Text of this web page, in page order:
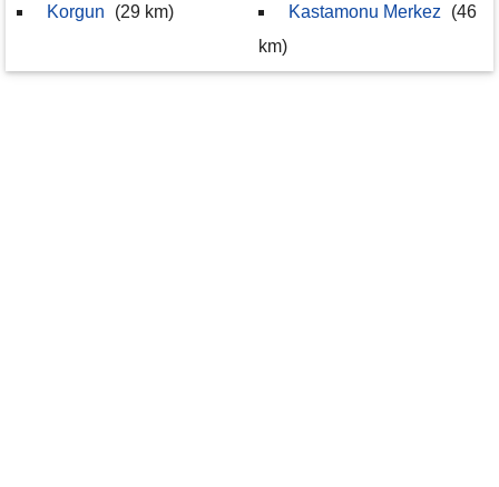
Korgun (29 km) Kastamonu Merkez
(46
km)